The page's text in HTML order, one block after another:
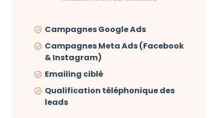
Campagnes Google Ads
Campagnes Meta Ads (Facebook
& Instagram)
Emailing ciblé
Qualification téléphonique des
leads